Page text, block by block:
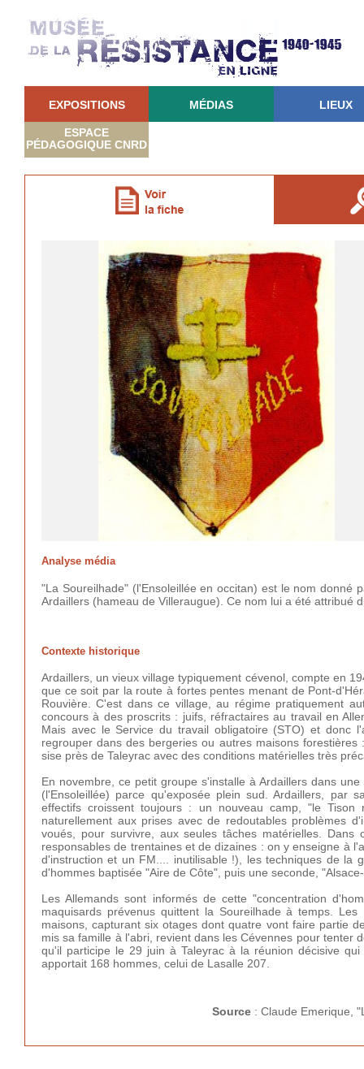
EXPOSITIONS MÉDIAS LIEUX
ESPACE
PÉDAGOGIQUE CNRD
Analyse média
"La Soureilhade" (l'Ensoleillée en occitan) est le nom
Ardaillers (hameau de Villeraugue). Ce nom lui a été attribué
Contexte historique
Ardaillers, un vieux village typiquement cévenol, compte en
que ce soit par la route à fortes pentes menant de Pont-
Rouvière. C'est dans ce village, au régime pratiquement
concours à des proscrits : juifs, réfractaires au travail en
Mais avec le Service du travail obligatoire (STO) et donc
regrouper dans des bergeries ou autres maisons
sise près de Taleyrac avec des conditions matérielles très
En novembre, ce petit groupe s'installe à Ardaillers dans
(l'Ensoleillée) parce qu'exposée plein sud. Ardaillers, par
effectifs croissent toujours : un nouveau camp, "le
naturellement aux prises avec de redoutables problèmes
voués, pour survivre, aux seules tâches matérielles.
responsables de trentaines et de dizaines : on y enseigne à
d'instruction et un FM.... inutilisable !), les techniques de la
d'hommes baptisée "Aire de Côte", puis une seconde,
Les Allemands sont informés de cette "concentration
maquisards prévenus quittent la Soureilhade à temps.
maisons, capturant six otages dont quatre vont faire partie
mis sa famille à l'abri, revient dans les Cévennes pour tenter
qu'il participe le 29 juin à Taleyrac à la réunion décisive
apportait 168 hommes, celui de Lasalle 207.
Source : Claude Emerique,